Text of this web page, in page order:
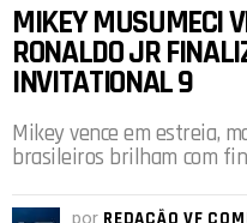
MIKEY MUSUMECI
RONALDO JR
INVITATIONAL 9
Mikey vence em estreia,
brasileiros brilham com
por REDAÇÃO VF